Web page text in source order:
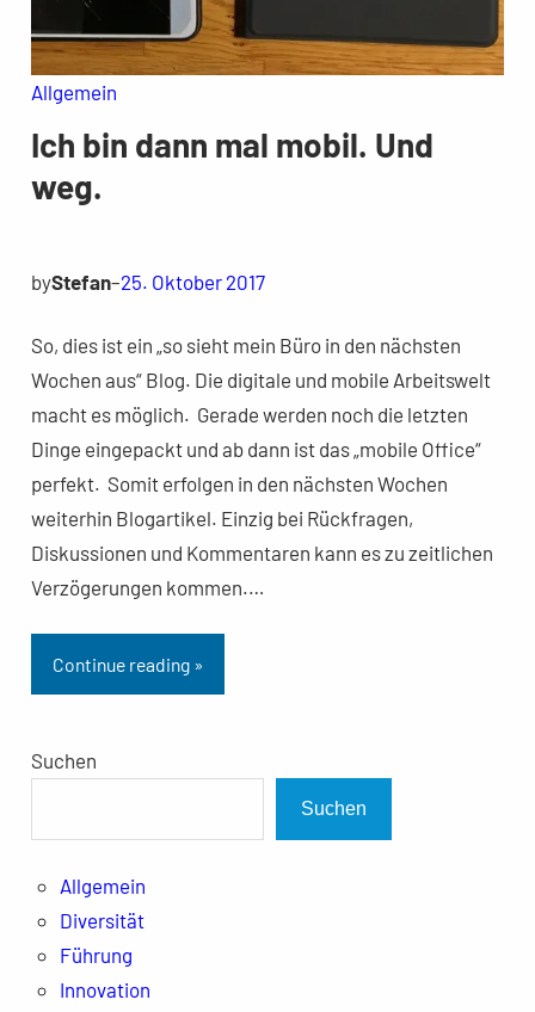
Allgemein
Ich bin dann mal mobil. Und
weg.
byStefan–25. Oktober 2017
So, dies ist ein „so sieht mein Büro in den nächsten
Wochen aus“ Blog. Die digitale und mobile Arbeitswelt
macht es möglich. Gerade werden noch die letzten
Dinge eingepackt und ab dann ist das „mobile Office“
perfekt. Somit erfolgen in den nächsten Wochen
weiterhin Blogartikel. Einzig bei Rückfragen,
Diskussionen und Kommentaren kann es zu zeitlichen
Verzögerungen kommen.…
Continue reading »
Suchen
Suchen
Allgemein
Diversität
Führung
Innovation